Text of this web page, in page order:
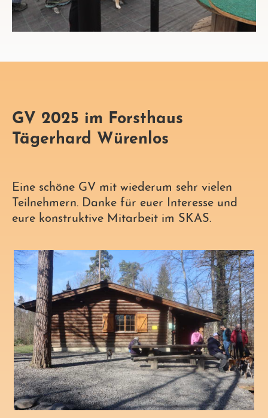
GV 2025 im Forsthaus
Tägerhard Würenlos
Eine schöne GV mit wiederum sehr vielen
Teilnehmern. Danke für euer Interesse und
eure konstruktive Mitarbeit im SKAS.